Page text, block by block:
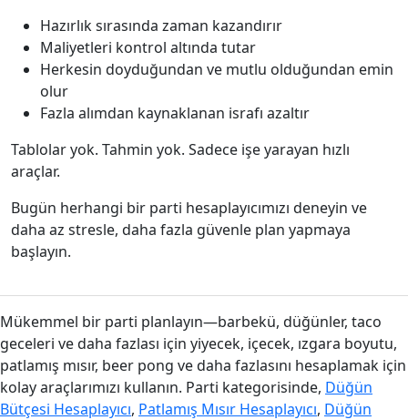
Hazırlık sırasında zaman kazandırır
Maliyetleri kontrol altında tutar
Herkesin doyduğundan ve mutlu olduğundan emin
olur
Fazla alımdan kaynaklanan israfı azaltır
Tablolar yok. Tahmin yok. Sadece işe yarayan hızlı
araçlar.
Bugün herhangi bir parti hesaplayıcımızı deneyin ve
daha az stresle, daha fazla güvenle plan yapmaya
başlayın.
Mükemmel bir parti planlayın—barbekü, düğünler, taco
geceleri ve daha fazlası için yiyecek, içecek, ızgara boyutu,
patlamış mısır, beer pong ve daha fazlasını hesaplamak için
kolay araçlarımızı kullanın. Parti kategorisinde, Düğün
Bütçesi Hesaplayıcı, Patlamış Mısır Hesaplayıcı, Düğün